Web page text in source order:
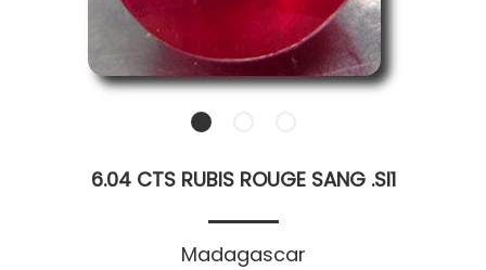
6.04 CTS RUBIS ROUGE SANG .SI1
Madagascar